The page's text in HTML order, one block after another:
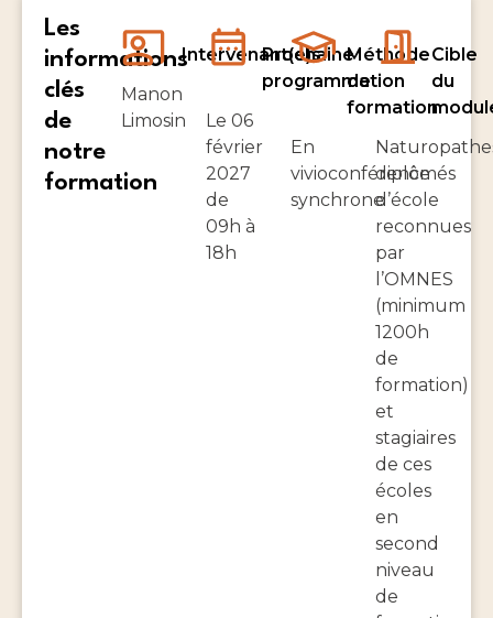
Les
informations
clés
de
notre
formation
Intervenant(e)s
Manon
Limosin
Prochaine
programmation
Le 06
février
2027
de
09h à
18h
Méthode
de
formation
En
vivioconférence
synchrone
Cible
du
diplômés
d’école
reconnues
par
l’OMNES
(minimum
1200h
de
formation)
et
stagiaires
de ces
écoles
en
second
niveau
de